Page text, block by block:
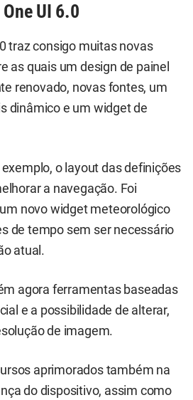
UI 6.0
traz consigo muitas novas
as quais um design de painel
renovado, novas fontes, um
dinâmico e um widget de
o layout das definições
a navegação. Foi
novo widget meteorológico
de tempo sem ser necessário
atual.
agora ferramentas baseadas
e a possibilidade de alterar,
de imagem.
aprimorados também na
do dispositivo, assim como